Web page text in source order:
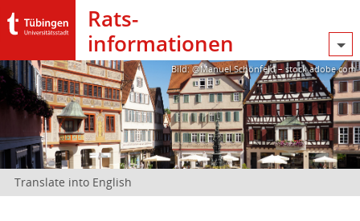
Rats­
informationen
Bild: @Manuel Schönfeld – stock.adobe.com
Translate into English